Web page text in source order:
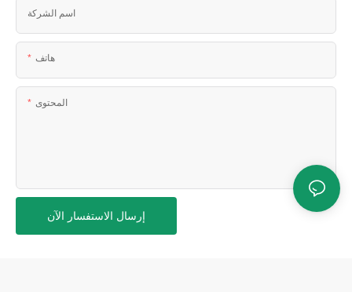
اسم الشركة
هاتف
المحتوى
إرسال الاستفسار الآن